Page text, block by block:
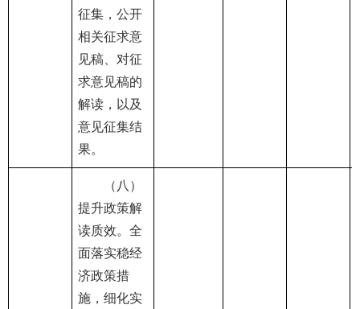
征集，公开
相关征求意
见稿、对征
求意见稿的
解读，以及
意见征集结
果。
（八）
提升政策解
读质效。全
面落实稳经
济政策措
施，细化实